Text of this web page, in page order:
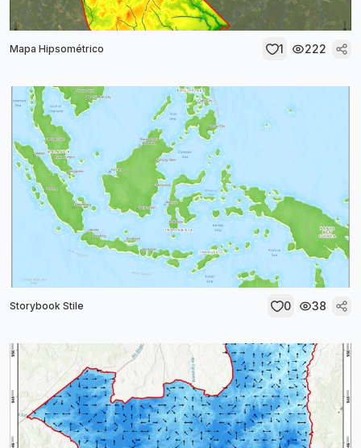
Mapa Hipsométrico 1 222
Storybook Stile 0 38